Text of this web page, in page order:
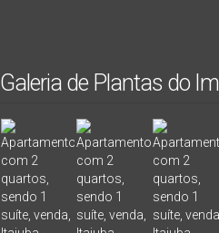
Galeria de Plantas do